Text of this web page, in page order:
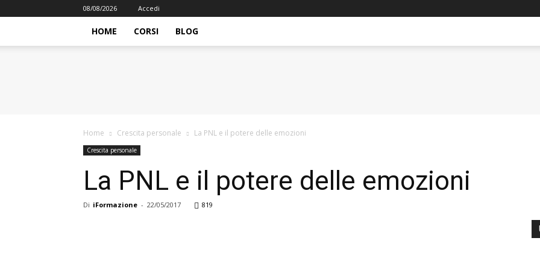
08/08/2026 Accedi
HOME CORSI BLOG
Home Crescita personale La PNL e il potere delle emozioni
Crescita personale
La PNL e il potere delle emozioni
Di iFormazione - 22/05/2017 819